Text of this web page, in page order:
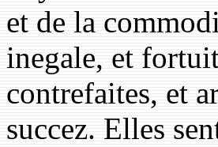
et de la
inegale, et
contrefaites, et
succez. Elles